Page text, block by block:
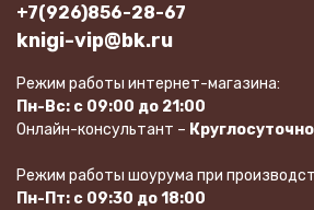
+7(926)856-28-67
knigi-vip@bk.ru
Режим работы интернет-магазина:
Пн-Вс: с 09:00 до 21:00
Онлайн-консультант –
Режим работы шоурума при
Пн-Пт: с 09:30 до 18:00